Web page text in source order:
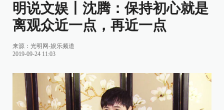
明说文娱丨沈腾：保持初心就是
离观众近一点，再近一点
来源： 光明网-娱乐频道
2019-09-24 11:03